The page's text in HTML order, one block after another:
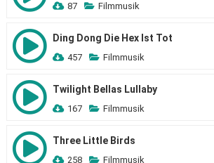
87 Filmmusik
Ding Dong Die Hex Ist Tot
457 Filmmusik
Twilight Bellas Lullaby
167 Filmmusik
Three Little Birds
258 Filmmusik